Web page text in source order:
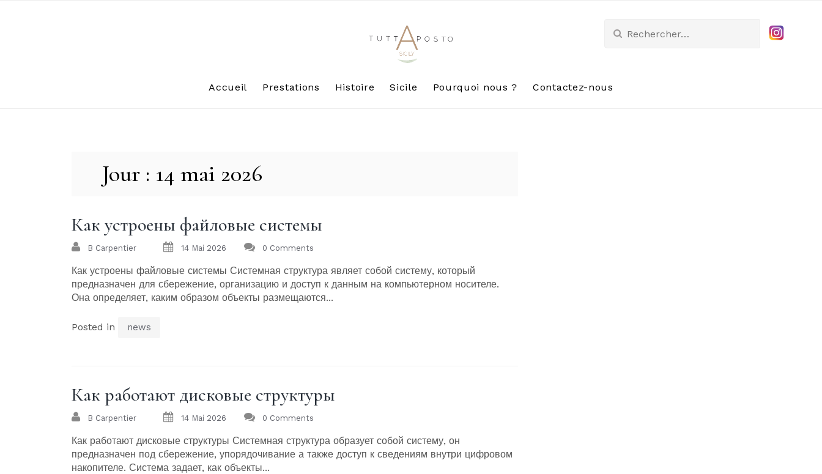
Accueil Prestations Histoire Sicile Pourquoi nous ? Contactez-nous
Jour : 14 mai 2026
Как устроены файловые системы
B Carpentier 14 Mai 2026 0 Comments
Как устроены файловые системы Системная структура являет собой систему, который
предназначен для сбережение, организацию и доступ к данным на компьютерном носителе.
Она определяет, каким образом объекты размещаются...
Posted in news
Как работают дисковые структуры
B Carpentier 14 Mai 2026 0 Comments
Как работают дисковые структуры Системная структура образует собой систему, он
предназначен под сбережение, упорядочивание а также доступ к сведениям внутри цифровом
накопителе. Система задает, как объекты...